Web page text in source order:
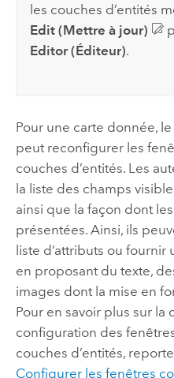
les couches d’entités
Edit (Mettre à jour)
Editor (Éditeur).
Pour une carte donnée,
peut reconfigurer les
couches d’entités. Les
la liste des champs
ainsi que la façon dont
présentées. Ainsi, ils
liste d’attributs ou
en proposant du texte,
images dont la mise en
Pour en savoir plus sur la
configuration des
couches d’entités,
Configurer les fenêtres